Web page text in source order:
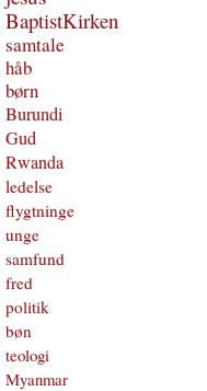
BaptistKirken
samtale
håb
børn
Burundi
Gud
Rwanda
ledelse
flygtninge
unge
samfund
fred
politik
bøn
teologi
Myanmar